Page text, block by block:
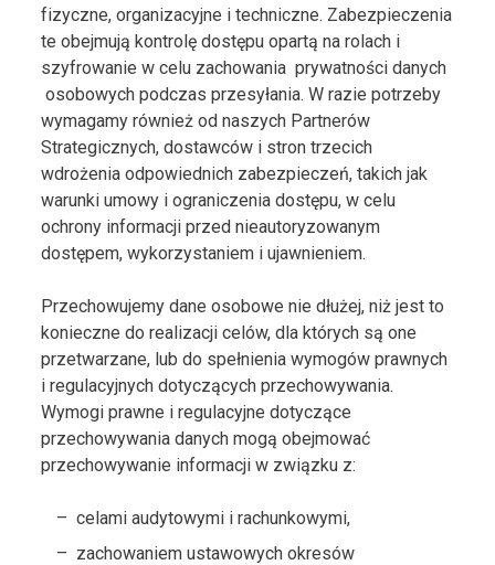
fizyczne, organizacyjne i techniczne. Zabezpieczenia
te obejmują kontrolę dostępu opartą na rolach i
szyfrowanie w celu zachowania prywatności danych
osobowych podczas przesyłania. W razie potrzeby
wymagamy również od naszych Partnerów
Strategicznych, dostawców i stron trzecich
wdrożenia odpowiednich zabezpieczeń, takich jak
warunki umowy i ograniczenia dostępu, w celu
ochrony informacji przed nieautoryzowanym
dostępem, wykorzystaniem i ujawnieniem.
Przechowujemy dane osobowe nie dłużej, niż jest to
konieczne do realizacji celów, dla których są one
przetwarzane, lub do spełnienia wymogów prawnych
i regulacyjnych dotyczących przechowywania.
Wymogi prawne i regulacyjne dotyczące
przechowywania danych mogą obejmować
przechowywanie informacji w związku z:
celami audytowymi i rachunkowymi,
zachowaniem ustawowych okresów